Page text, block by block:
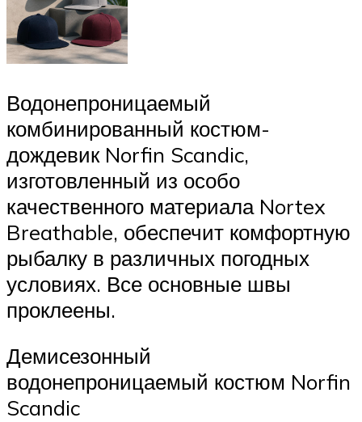
Водонепроницаемый
комбинированный костюм-
дождевик Norfin Scandic,
изготовленный из особо
качественного материала Nortex
Breathable, обеспечит комфортную
рыбалку в различных погодных
условиях. Все основные швы
проклеены.
Демисезонный
водонепроницаемый костюм Norfin
Scandic